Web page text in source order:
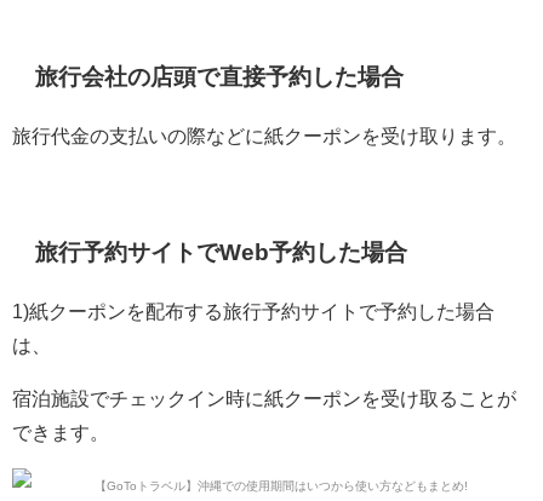
旅行会社の店頭で直接予約した場合
旅行代金の支払いの際などに紙クーポンを受け取ります。
旅行予約サイトでWeb予約した場合
1)紙クーポンを配布する旅行予約サイトで予約した場合
は、
宿泊施設でチェックイン時に紙クーポンを受け取ることが
できます。